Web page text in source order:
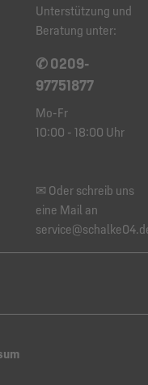
Unterstützung und
Beratung unter:
✆ 0209-
97751877
Mo-Fr
10:00 - 18:00 Uhr
✉ Oder schreib uns
eine Mail an